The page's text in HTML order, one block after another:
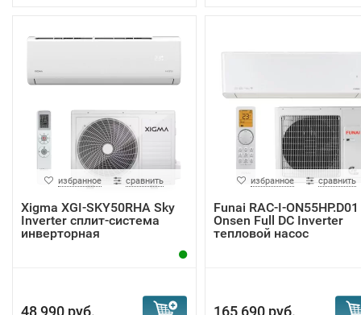
избранное сравнить
Xigma XGI-SKY50RHA Sky
Inverter сплит-система
инверторная
48 990 руб.
избранное сравнить
Funai RAC-I-ON55HP.D01
Onsen Full DC Inverter
тепловой насос
165 690 руб.